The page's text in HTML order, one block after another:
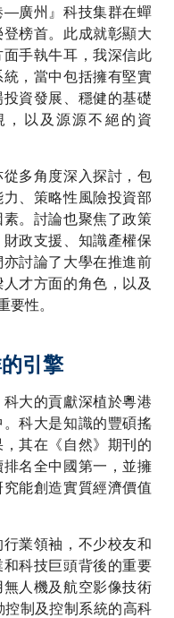
廣州』科技集群在蟬
榜首。此成就彰顯大
手執牛耳，我深信此
，當中包括擁有堅實
資發展、穩健的基礎
以及源源不絕的資
多角度深入探討，包
、策略性風險投資部
。討論也聚焦了政策
政支援、知識產權保
討論了大學在推進前
才方面的角色，以及
性。
引擎
大的貢獻深植於粵港
科大是知識的豐碩搖
其在《自然》期刊的
名全中國第一，並擁
能創造實質經濟價值
業領袖，不少校友和
科技巨頭背後的重要
人機及航空影像技術
控制及控制系統的高科